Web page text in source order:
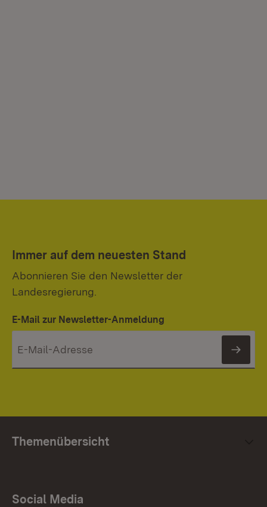
Immer auf dem neuesten Stand
Abonnieren Sie den Newsletter der
Landesregierung.
E-Mail zur Newsletter-Anmeldung
Themenübersicht
Social Media